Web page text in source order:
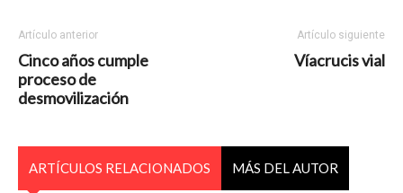
Artículo anterior
Cinco años cumple
proceso de
desmovilización
Artículo siguiente
Víacrucis vial
ARTÍCULOS RELACIONADOS MÁS DEL AUTOR